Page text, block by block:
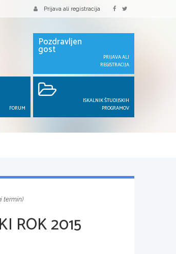
Prijava ali registracija
Pozdravljen
gost
PRIJAVA ALI
REGISTRACIJA
FORUM
ISKALNIK ŠTUDIJSKIH
PROGRAMOV
termin)
ROK 2015